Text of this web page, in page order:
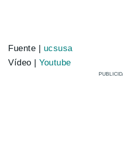
Fuente | ucsusa
Vídeo | Youtube